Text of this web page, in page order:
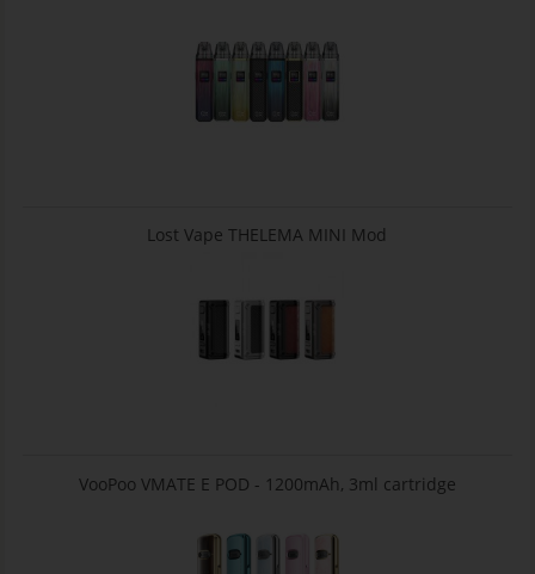
Lost Vape THELEMA MINI Mod
VooPoo VMATE E POD - 1200mAh, 3ml cartridge